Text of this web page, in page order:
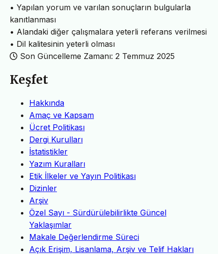
• Yapılan yorum ve varılan sonuçların bulgularla
kanıtlanması
• Alandaki diğer çalışmalara yeterli referans verilmesi
• Dil kalitesinin yeterli olması
Son Güncelleme Zamanı: 2 Temmuz 2025
Keşfet
Hakkında
Amaç ve Kapsam
Ücret Politikası
Dergi Kurulları
İstatistikler
Yazım Kuralları
Etik İlkeler ve Yayın Politikası
Dizinler
Arşiv
Özel Sayı - Sürdürülebilirlikte Güncel
Yaklaşımlar
Makale Değerlendirme Süreci
Açık Erişim, Lisanlama, Arşiv ve Telif Hakları